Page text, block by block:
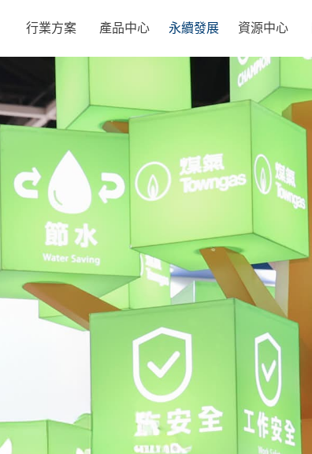
行業方案 產品中心 永續發展 資源中心